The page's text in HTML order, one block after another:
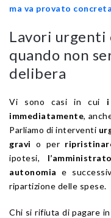
ma va provato
Lavori
quando non
delibera
Vi sono casi in cui
immediatamente,
Parliamo di interventi
gravi o per
ipotesi,
autonomia e
ripartizione delle spese.
Chi si rifiuta di pagare